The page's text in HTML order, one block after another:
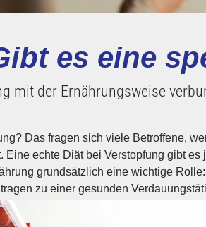
es eine
mit der Ernährungsweise
Das fragen sich viele Betroffene,
Eine echte Diät bei Verstopfung gibt es
grund­sätzlich eine wichtige
zu einer gesunden
der reichlich Ballast­stoffe beinhaltet, ist
Darm wieder auf Trab zu bringen.
die mehr als 5 Gramm